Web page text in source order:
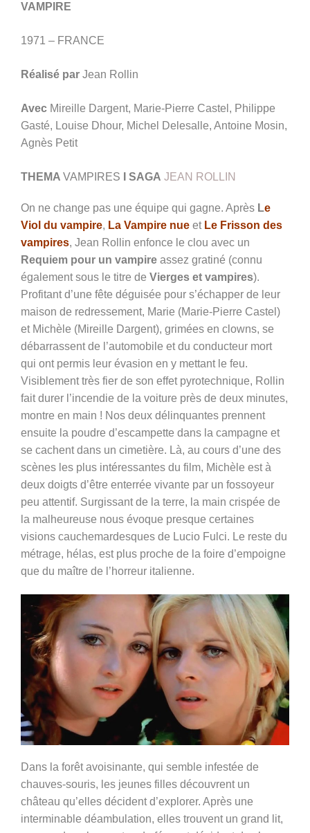
VAMPIRE
1971 – FRANCE
Réalisé par Jean Rollin
Avec Mireille Dargent, Marie-Pierre Castel, Philippe
Gasté, Louise Dhour, Michel Delesalle, Antoine Mosin,
Agnès Petit
THEMA VAMPIRES I SAGA JEAN ROLLIN
On ne change pas une équipe qui gagne. Après Le
Viol du vampire, La Vampire nue et Le Frisson des
vampires, Jean Rollin enfonce le clou avec un
Requiem pour un vampire assez gratiné (connu
également sous le titre de Vierges et vampires).
Profitant d’une fête déguisée pour s’échapper de leur
maison de redressement, Marie (Marie-Pierre Castel)
et Michèle (Mireille Dargent), grimées en clowns, se
débarrassent de l’automobile et du conducteur mort
qui ont permis leur évasion en y mettant le feu.
Visiblement très fier de son effet pyrotechnique, Rollin
fait durer l’incendie de la voiture près de deux minutes,
montre en main ! Nos deux délinquantes prennent
ensuite la poudre d’escampette dans la campagne et
se cachent dans un cimetière. Là, au cours d’une des
scènes les plus intéressantes du film, Michèle est à
deux doigts d’être enterrée vivante par un fossoyeur
peu attentif. Surgissant de la terre, la main crispée de
la malheureuse nous évoque presque certaines
visions cauchemardesques de Lucio Fulci. Le reste du
métrage, hélas, est plus proche de la foire d’empoigne
que du maître de l’horreur italienne.
Dans la forêt avoisinante, qui semble infestée de
chauves-souris, les jeunes filles découvrent un
château qu’elles décident d’explorer. Après une
interminable déambulation, elles trouvent un grand lit,